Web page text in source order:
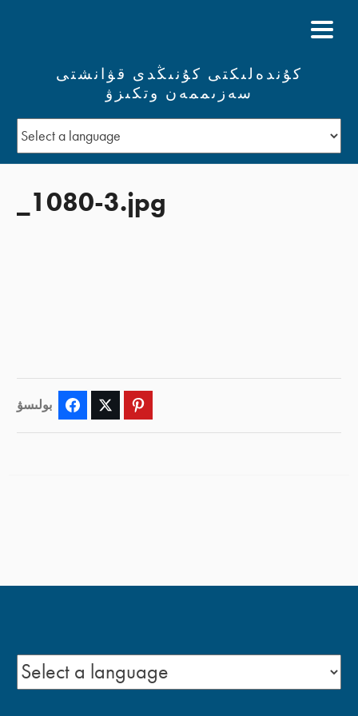
كۇندەلىكتى كۇنىڭدى قۋانشتى
سەزىممەن وتكىزۋ
_1080-3.jpg
بولىسۋ Facebook Twitter